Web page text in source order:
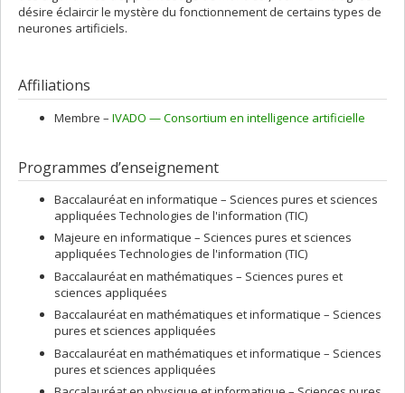
désire éclaircir le mystère du fonctionnement de certains types de
neurones artificiels.
Affiliations
Membre – IVADO — Consortium en intelligence artificielle
Programmes d’enseignement
Baccalauréat en informatique – Sciences pures et sciences
appliquées Technologies de l'information (TIC)
Majeure en informatique – Sciences pures et sciences
appliquées Technologies de l'information (TIC)
Baccalauréat en mathématiques – Sciences pures et
sciences appliquées
Baccalauréat en mathématiques et informatique – Sciences
pures et sciences appliquées
Baccalauréat en mathématiques et informatique – Sciences
pures et sciences appliquées